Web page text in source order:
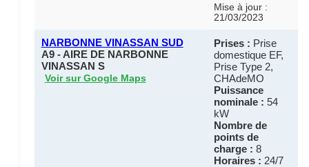
Mise à jour :
21/03/2023
NARBONNE VINASSAN SUD
A9 - AIRE DE NARBONNE
VINASSAN S
Voir sur Google Maps
Prises : Prise
domestique EF,
Prise Type 2,
CHAdeMO
Puissance
nominale : 54
kW
Nombre de
points de
charge : 8
Horaires : 24/7